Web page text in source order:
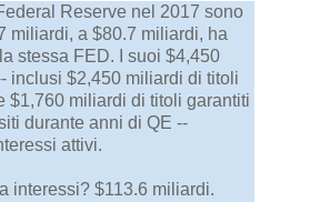
Reserve nel 2017 sono
miliardi, a $80.7 miliardi, ha
stessa FED. I suoi $4,450
inclusi $2,450 miliardi di titoli
$1,760 miliardi di titoli garantiti
durante anni di QE --
attivi.
interessi? $113.6 miliardi.